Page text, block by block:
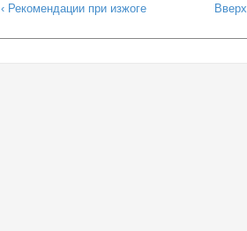
‹ Рекомендации при изжоге Вверх